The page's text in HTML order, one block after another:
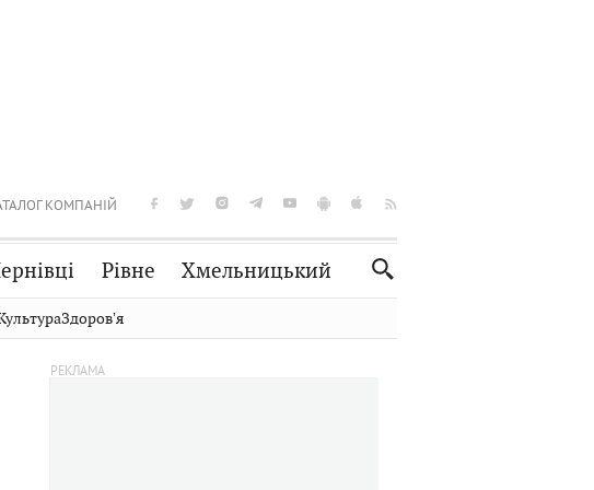
КОМПАНІЙ
Рівне Хмельницький
Словко
Здоровʼя